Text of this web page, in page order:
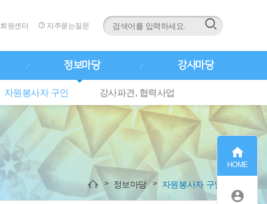
회원센터 자주묻는질문
정보마당
자원봉사자 구인 강사파견, 협력사업
강사마당
정보마당 자원봉사자 구인

HOME
